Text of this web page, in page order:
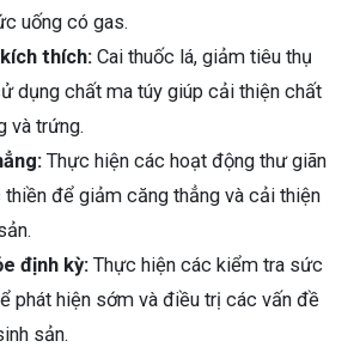
uống có gas.
thích: Cai thuốc lá, giảm tiêu thụ
dụng chất ma túy giúp cải thiện chất
và trứng.
Thực hiện các hoạt động thư giãn
thiền để giảm căng thẳng và cải thiện
định kỳ: Thực hiện các kiểm tra sức
phát hiện sớm và điều trị các vấn đề
sản.